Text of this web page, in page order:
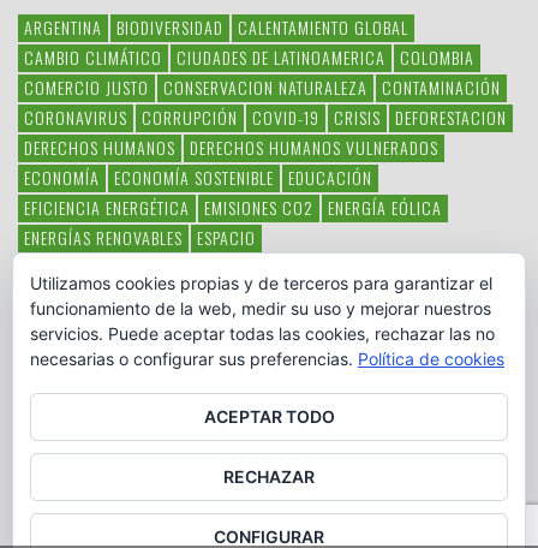
ARGENTINA BIODIVERSIDAD
CALENTAMIENTO GLOBAL
CAMBIO CLIMÁTICO
CIUDADES DE LATINOAMERICA
COLOMBIA
COMERCIO JUSTO
CONSERVACION NATURALEZA
CONTAMINACIÓN
CORONAVIRUS
CORRUPCIÓN COVID-19 CRISIS
DEFORESTACION
DERECHOS HUMANOS
DERECHOS HUMANOS VULNERADOS
ECONOMÍA
ECONOMÍA SOSTENIBLE
EDUCACIÓN
EFICIENCIA ENERGÉTICA
EMISIONES CO2
ENERGÍA EÓLICA
ENERGÍAS RENOVABLES
ESPACIO
HAMBRE LATINOAMÉRICA MEDIO AMBIENTE
MÉXICO
OBJETIVOS DEL MILENIO
ONGS PAZ POBREZA POESÍA
POLITICA
PUEBLOS INDÍGENAS RSC RSE
SOBERANÍA ALIMENTARIA
SOLIDARIDAD SOSTENIBILIDAD TECNOLOGÍA VERTIDO PETROLEO
Utilizamos cookies propias y de terceros para garantizar el
funcionamiento de la web, medir su uso y mejorar nuestros
servicios. Puede aceptar todas las cookies, rechazar las no
necesarias o configurar sus preferencias. Política de cookies
ACEPTAR TODO
RECHAZAR
CONFIGURAR